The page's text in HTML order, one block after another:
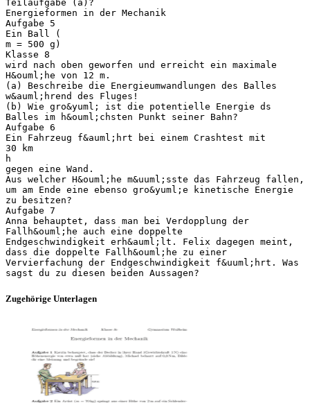
Teilaufgabe (a)?
Energieformen in der Mechanik
Aufgabe 5
Ein Ball (
m = 500 g)
Klasse 8
wird nach oben geworfen und erreicht ein maximale
H&ouml;he von 12 m.
(a) Beschreibe die Energieumwandlungen des Balles
w&auml;hrend des Fluges!
(b) Wie gro&yuml; ist die potentielle Energie ds
Balles im h&ouml;chsten Punkt seiner Bahn?
Aufgabe 6
Ein Fahrzeug f&auml;hrt bei einem Crashtest mit
30 km
h
gegen eine Wand.
Aus welcher H&ouml;he m&uuml;sste das Fahrzeug fallen,
um am Ende eine ebenso gro&yuml;e kinetische Energie
zu besitzen?
Aufgabe 7
Anna behauptet, dass man bei Verdopplung der
Fallh&ouml;he auch eine doppelte
Endgeschwindigkeit erh&auml;lt. Felix dagegen meint,
dass die doppelte Fallh&ouml;he zu einer
Vervierfachung der Endgeschwindigkeit f&uuml;hrt. Was
Zugehörige Unterlagen